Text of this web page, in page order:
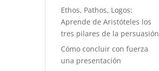
Ethos, Pathos, Logos:
Aprende de Aristóteles los
tres pilares de la persuasión
Cómo concluir con fuerza
una presentación